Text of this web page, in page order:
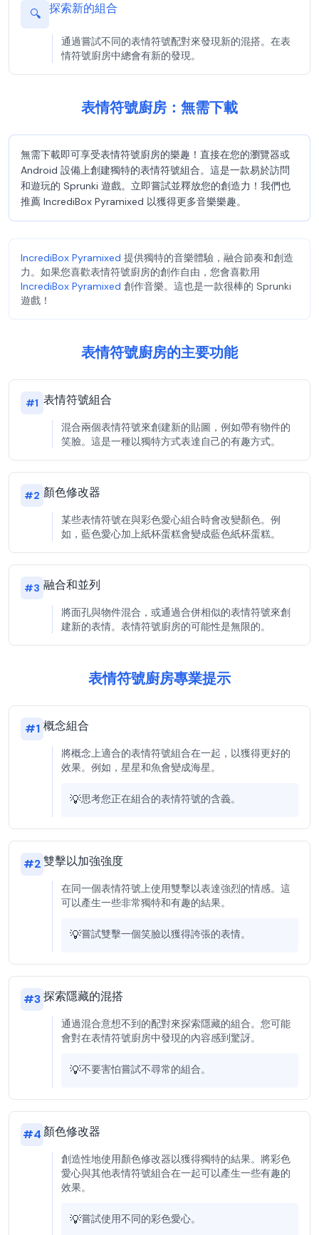
🔍 探索新的組合
通過嘗試不同的表情符號配對來發現新的混搭。在表
情符號廚房中總會有新的發現。
表情符號廚房：無需下載
無需下載即可享受表情符號廚房的樂趣！直接在您的瀏覽器或
Android 設備上創建獨特的表情符號組合。這是一款易於訪問
和遊玩的 Sprunki 遊戲。立即嘗試並釋放您的創造力！我們也
推薦 IncrediBox Pyramixed 以獲得更多音樂樂趣。
IncrediBox Pyramixed 提供獨特的音樂體驗，融合節奏和創造
力。如果您喜歡表情符號廚房的創作自由，您會喜歡用
IncrediBox Pyramixed 創作音樂。這也是一款很棒的 Sprunki
遊戲！
表情符號廚房的主要功能
#1 表情符號組合
混合兩個表情符號來創建新的貼圖，例如帶有物件的
笑臉。這是一種以獨特方式表達自己的有趣方式。
#2 顏色修改器
某些表情符號在與彩色愛心組合時會改變顏色。例
如，藍色愛心加上紙杯蛋糕會變成藍色紙杯蛋糕。
#3 融合和並列
將面孔與物件混合，或通過合併相似的表情符號來創
建新的表情。表情符號廚房的可能性是無限的。
表情符號廚房專業提示
#1 概念組合
將概念上適合的表情符號組合在一起，以獲得更好的
效果。例如，星星和魚會變成海星。
💡思考您正在組合的表情符號的含義。
#2雙擊以加強強度
在同一個表情符號上使用雙擊以表達強烈的情感。這
可以產生一些非常獨特和有趣的結果。
💡嘗試雙擊一個笑臉以獲得誇張的表情。
#3探索隱藏的混搭
通過混合意想不到的配對來探索隱藏的組合。您可能
會對在表情符號廚房中發現的內容感到驚訝。
💡不要害怕嘗試不尋常的組合。
#4 顏色修改器
創造性地使用顏色修改器以獲得獨特的結果。將彩色
愛心與其他表情符號組合在一起可以產生一些有趣的
效果。
💡嘗試使用不同的彩色愛心。